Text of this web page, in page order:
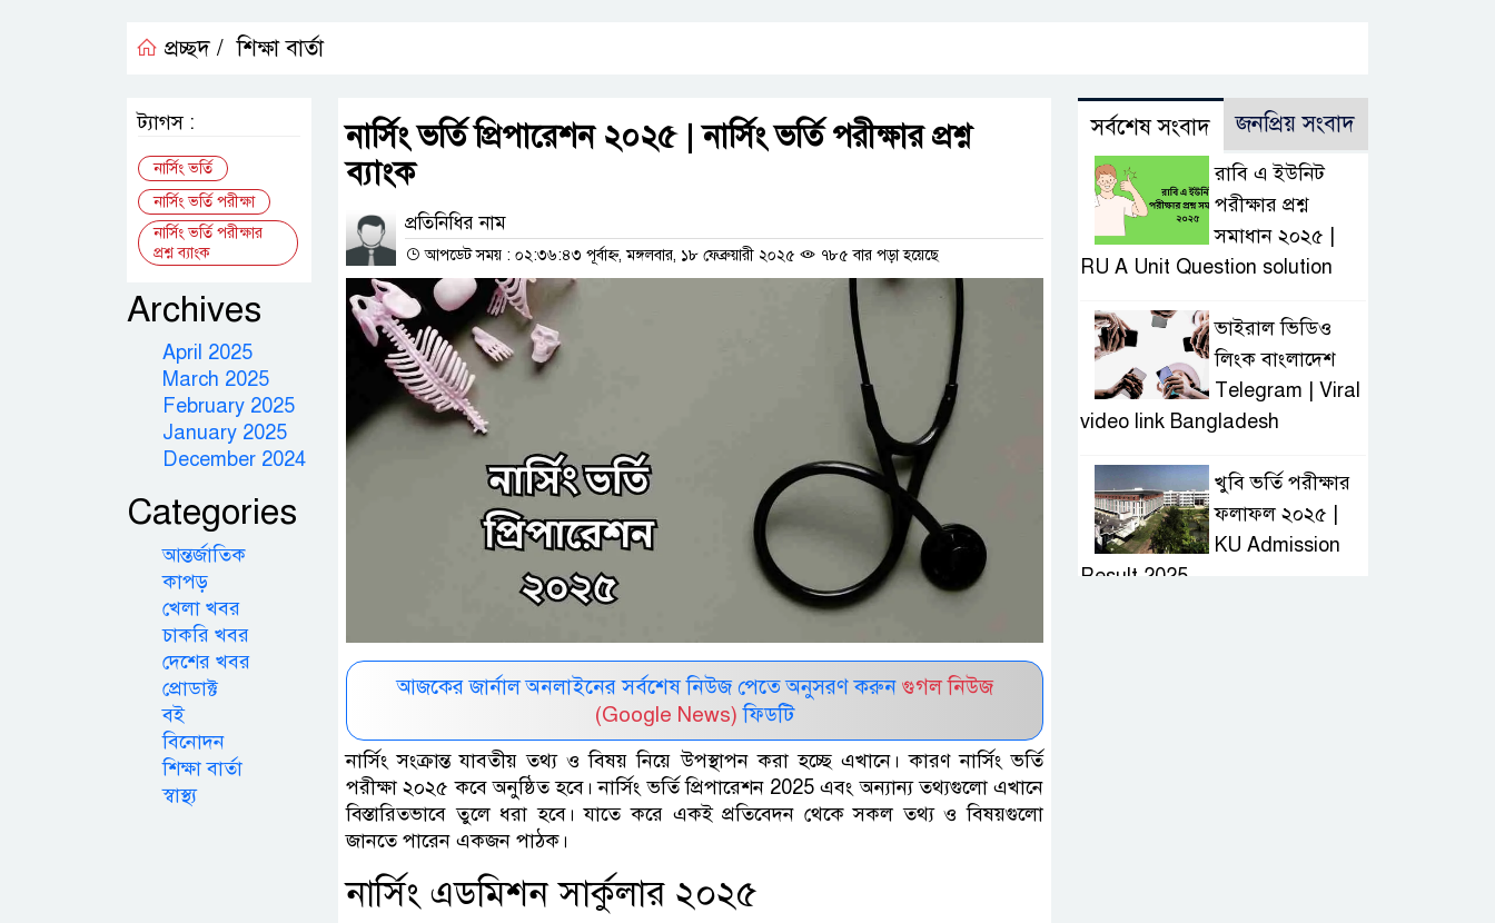
প্রচ্ছদ / শিক্ষা বার্তা
নার্সিং ভর্তি প্রিপারেশন ২০২৫ | নার্সিং ভর্তি পরীক্ষার প্রশ্ন
ব্যাংক
প্রতিনিধির নাম
আপডেট সময় : ০২:৩৬:৪৩ পূর্বাহ্ন, মঙ্গলবার, ১৮ ফেব্রুয়ারী ২০২৫ ৭৮৫ বার পড়া হয়েছে
আজকের জার্নাল অনলাইনের সর্বশেষ নিউজ পেতে অনুসরণ করুন গুগল নিউজ
(Google News) ফিডটি
নার্সিং সংক্রান্ত যাবতীয় তথ্য ও বিষয় নিয়ে উপস্থাপন করা হচ্ছে এখানে। কারণ নার্সিং ভর্তি
পরীক্ষা ২০২৫ কবে অনুষ্ঠিত হবে। নার্সিং ভর্তি প্রিপারেশন 2025 এবং অন্যান্য তথ্যগুলো এখানে
বিস্তারিতভাবে তুলে ধরা হবে। যাতে করে একই প্রতিবেদন থেকে সকল তথ্য ও বিষয়গুলো
জানতে পারেন একজন পাঠক।
নার্সিং এডমিশন সার্কুলার ২০২৫
ট্যাগস :
নার্সিং ভর্তি
নার্সিং ভর্তি পরীক্ষা
নার্সিং ভর্তি পরীক্ষার
প্রশ্ন ব্যাংক
Archives
April 2025
March 2025
February 2025
January 2025
December 2024
Categories
আন্তর্জাতিক
কাপড়
খেলা খবর
চাকরি খবর
দেশের খবর
প্রোডাক্ট
বই
বিনোদন
শিক্ষা বার্তা
স্বাস্থ্য
সর্বশেষ সংবাদ জনপ্রিয় সংবাদ
রাবি এ ইউনিট
পরীক্ষার প্রশ্ন
সমাধান ২০২৫ |
RU A Unit Question solution
ভাইরাল ভিডিও
লিংক বাংলাদেশ
Telegram | Viral
video link Bangladesh
খুবি ভর্তি পরীক্ষার
ফলাফল ২০২৫ |
KU Admission
Result 2025